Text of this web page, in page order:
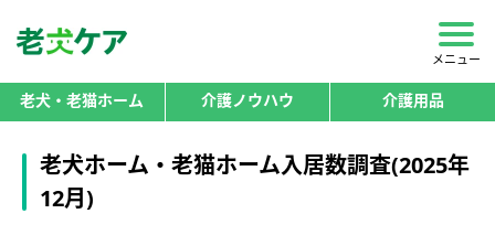
メニュー
老犬・老猫ホーム 介護ノウハウ 介護用品
老犬ホーム・老猫ホーム入居数調査(2025年
12月)